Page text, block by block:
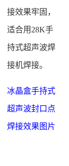
接效果牢固，
适合用28K手
持式超声波焊
接机焊接。
冰晶盒手持式
超声波封口点
焊接效果图片